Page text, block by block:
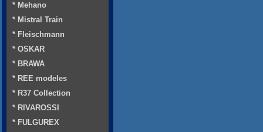
* Mehano
* Mistral Train
* Fleischmann
* OSKAR
* BRAWA
* REE modeles
* R37 Collection
* RIVAROSSI
* FULGUREX